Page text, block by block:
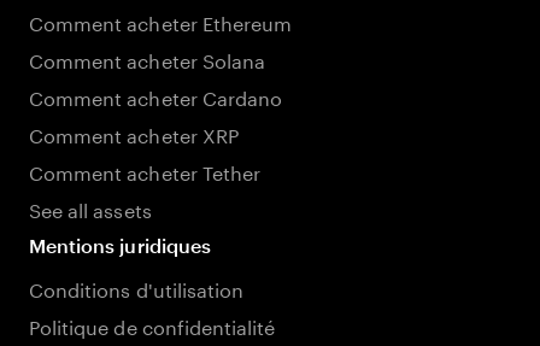
Comment acheter Ethereum
Comment acheter Solana
Comment acheter Cardano
Comment acheter XRP
Comment acheter Tether
See all assets
Mentions juridiques
Conditions d'utilisation
Politique de confidentialité